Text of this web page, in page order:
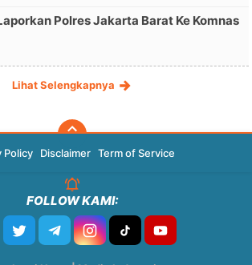
Polres Jakarta Barat Ke Komnas
Lihat Selengkapnya
Policy Disclaimer Term of Service
FOLLOW KAMI: